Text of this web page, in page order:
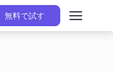
無料で試す